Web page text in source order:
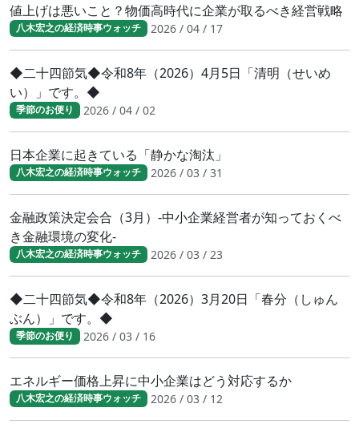
値上げは悪いこと？物価高時代に企業が取るべき経営戦略
八木宏之の経済時事ウォッチ 2026 / 04 / 17
◆二十四節気◆令和8年（2026）4月5日「清明（せいめ
い）」です。◆
季節のお便り 2026 / 04 / 02
日本企業に起きている「静かな淘汰」
八木宏之の経済時事ウォッチ 2026 / 03 / 31
金融政策決定会合（3月）-中小企業経営者が知っておくべ
き金融環境の変化-
八木宏之の経済時事ウォッチ 2026 / 03 / 23
◆二十四節気◆令和8年（2026）3月20日「春分（しゅん
ぶん）」です。◆
季節のお便り 2026 / 03 / 16
エネルギー価格上昇に中小企業はどう対応するか
八木宏之の経済時事ウォッチ 2026 / 03 / 12